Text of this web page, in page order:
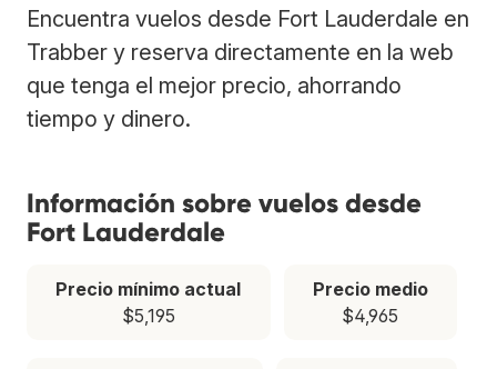
Encuentra vuelos desde Fort Lauderdale en
Trabber y reserva directamente en la web
que tenga el mejor precio, ahorrando
tiempo y dinero.
Información sobre vuelos desde
Fort Lauderdale
Precio mínimo actual
$5,195
Precio medio
$4,965